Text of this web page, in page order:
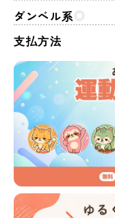
ダンベル系
支払方法